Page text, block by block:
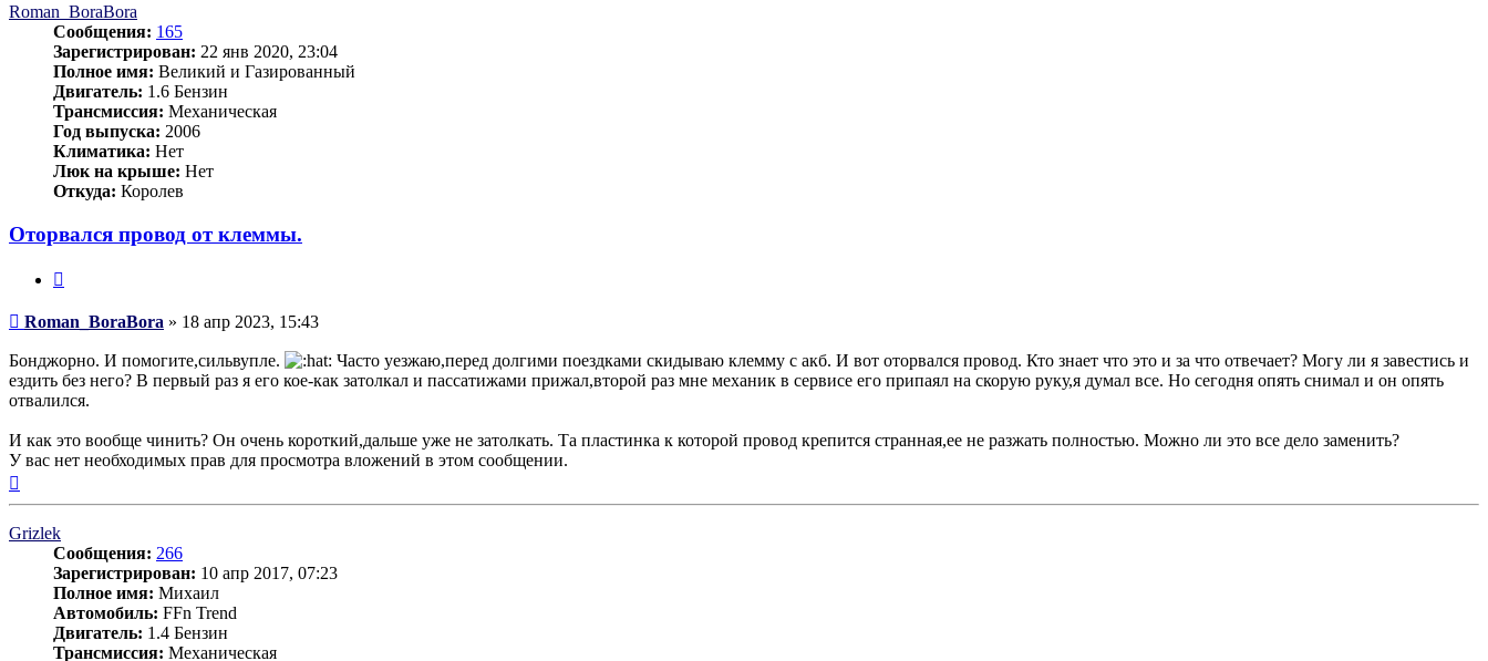
Roman_BoraBora
Сообщения: 165
Зарегистрирован: 22 янв 2020, 23:04
Полное имя: Великий и Газированный
Двигатель: 1.6 Бензин
Трансмиссия: Механическая
Год выпуска: 2006
Климатика: Нет
Люк на крыше: Нет
Откуда: Королев
Оторвался провод от клеммы.
Сообщение
Roman_BoraBora » 18 апр 2023, 15:43
Бонджорно. И помогите,сильвупле.
Часто уезжаю,перед долгими поездками скидываю клемму с акб. И вот оторвался провод. Кто знает что это и за что отвечает? Могу ли я завестись и
ездить без него? В первый раз я его кое-как затолкал и пассатижами прижал,второй раз мне механик в сервисе его припаял на скорую руку,я думал все. Но сегодня опять снимал и он опять
отвалился.
И как это вообще чинить? Он очень короткий,дальше уже не затолкать. Та пластинка к которой провод крепится странная,ее не разжать полностью. Можно ли это все дело заменить?
У вас нет необходимых прав для просмотра вложений в этом сообщении.
Grizlek
Сообщения: 266
Зарегистрирован: 10 апр 2017, 07:23
Полное имя: Михаил
Автомобиль: FFn Trend
Двигатель: 1.4 Бензин
Трансмиссия: Механическая